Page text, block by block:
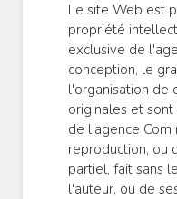
Le site Web est
propriété
exclusive de
conception, le
l'organisation de
originales et
de l'agence Com
reproduction, ou
partiel, fait sans
l'auteur, ou de